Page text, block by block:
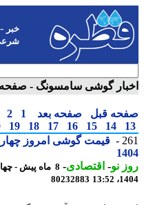
-
شرعی-
گوشی سامسونگ - صفحه
قبل صفحه بعد 1
2
3
14
15
16
17
18
19
20
نو- اقتصادی-
80232883